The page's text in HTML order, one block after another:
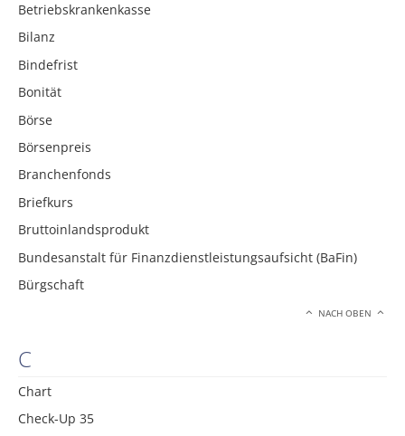
Betriebskrankenkasse
Bilanz
Bindefrist
Bonität
Börse
Börsenpreis
Branchenfonds
Briefkurs
Bruttoinlandsprodukt
Bundesanstalt für Finanzdienstleistungsaufsicht (BaFin)
Bürgschaft
NACH OBEN
C
Chart
Check-Up 35